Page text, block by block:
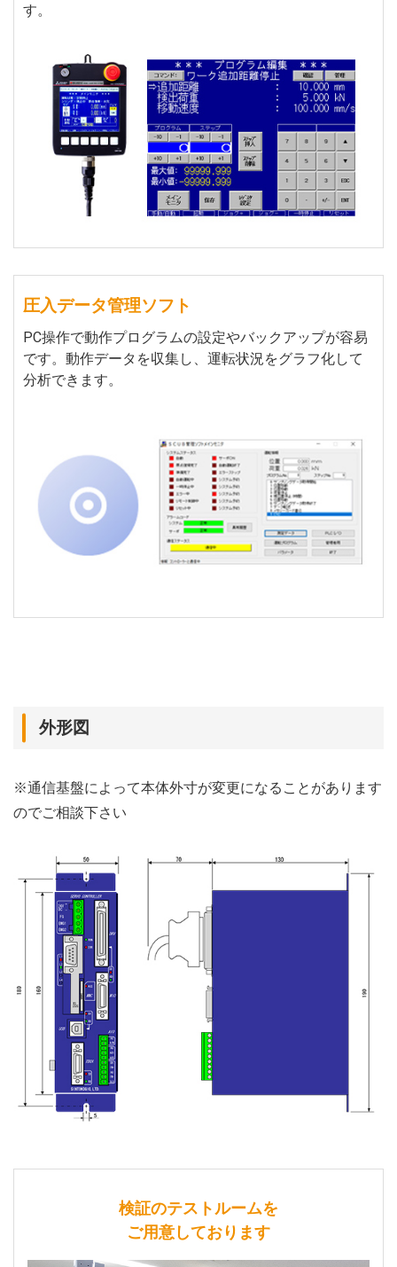
す。
圧入データ管理ソフト
PC操作で動作プログラムの設定やバックアップが容易
です。動作データを収集し、運転状況をグラフ化して
分析できます。
外形図
※通信基盤によって本体外寸が変更になることがあります
のでご相談下さい
検証のテストルームを
ご用意しております